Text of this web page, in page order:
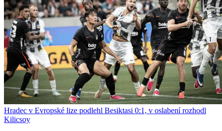
Hradec v Evropské lize podlehl Besiktasi 0:1, v oslabení rozhodl
Kilicsoy